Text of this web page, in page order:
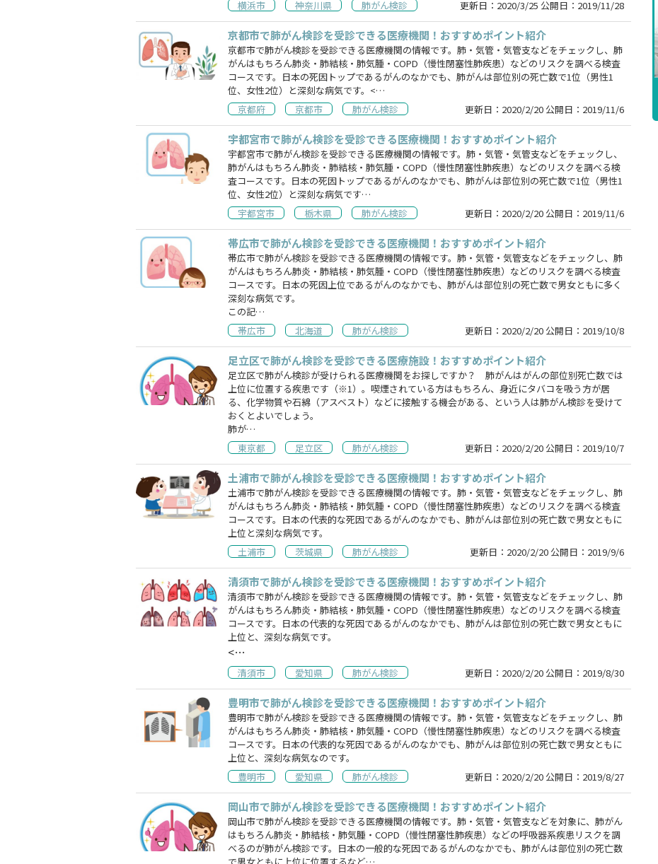
横浜市
神奈川県 肺がん検診 更新日： 2020/3/25 公開日： 2019/11/28
京都市で肺がん検診を受診できる医療機関！おすすめポイント紹介
京都市で肺がん検診を受診できる医療機関の情報です。肺・気管・気管支などをチェックし、肺
がんはもちろん肺炎・肺結核・肺気腫・COPD（慢性閉塞性肺疾患）などのリスクを調べる検査
コースです。日本の死因トップであるがんのなかでも、肺がんは部位別の死亡数で1位（男性1
位、女性2位）と深刻な病気です。<…
京都府
京都市 肺がん検診 更新日： 2020/2/20 公開日： 2019/11/6
宇都宮市で肺がん検診を受診できる医療機関！おすすめポイント紹介
宇都宮市で肺がん検診を受診できる医療機関の情報です。肺・気管・気管支などをチェックし、
肺がんはもちろん肺炎・肺結核・肺気腫・COPD（慢性閉塞性肺疾患）などのリスクを調べる検
査コースです。日本の死因トップであるがんのなかでも、肺がんは部位別の死亡数で1位（男性1
位、女性2位）と深刻な病気です…
宇都宮市
栃木県 肺がん検診 更新日： 2020/2/20 公開日： 2019/11/6
帯広市で肺がん検診を受診できる医療機関！おすすめポイント紹介
帯広市で肺がん検診を受診できる医療機関の情報です。肺・気管・気管支などをチェックし、肺
がんはもちろん肺炎・肺結核・肺気腫・COPD（慢性閉塞性肺疾患）などのリスクを調べる検査
コースです。日本の死因上位であるがんのなかでも、肺がんは部位別の死亡数で男女ともに多く
深刻な病気です。
この記…
帯広市
北海道 肺がん検診 更新日： 2020/2/20 公開日： 2019/10/8
足立区で肺がん検診を受診できる医療施設！おすすめポイント紹介
足立区で肺がん検診が受けられる医療機関をお探しですか？ 肺がんはがんの部位別死亡数では
上位に位置する疾患です（※1）。喫煙されている方はもちろん、身近にタバコを吸う方が居
る、化学物質や石綿（アスベスト）などに接触する機会がある、という人は肺がん検診を受けて
おくとよいでしょう。
肺が…
東京都
足立区 肺がん検診 更新日： 2020/2/20 公開日： 2019/10/7
土浦市で肺がん検診を受診できる医療機関！おすすめポイント紹介
土浦市で肺がん検診を受診できる医療機関の情報です。肺・気管・気管支などをチェックし、肺
がんはもちろん肺炎・肺結核・肺気腫・COPD（慢性閉塞性肺疾患）などのリスクを調べる検査
コースです。日本の代表的な死因であるがんのなかでも、肺がんは部位別の死亡数で男女ともに
上位と深刻な病気です。
土浦市
茨城県 肺がん検診 更新日： 2020/2/20 公開日： 2019/9/6
清須市で肺がん検診を受診できる医療機関！おすすめポイント紹介
清須市で肺がん検診を受診できる医療機関の情報です。肺・気管・気管支などをチェックし、肺
がんはもちろん肺炎・肺結核・肺気腫・COPD（慢性閉塞性肺疾患）などのリスクを調べる検査
コースです。日本の代表的な死因であるがんのなかでも、肺がんは部位別の死亡数で男女ともに
上位と、深刻な病気です。
<…
清須市 愛知県 肺がん検診 更新日： 2020/2/20 公開日： 2019/8/30
豊明市で肺がん検診を受診できる医療機関！おすすめポイント紹介
豊明市で肺がん検診を受診できる医療機関の情報です。肺・気管・気管支などをチェックし、肺
がんはもちろん肺炎・肺結核・肺気腫・COPD（慢性閉塞性肺疾患）などのリスクを調べる検査
コースです。日本の代表的な死因であるがんのなかでも、肺がんは部位別の死亡数で男女ともに
上位と、深刻な病気なのです。
豊明市
愛知県 肺がん検診 更新日： 2020/2/20 公開日： 2019/8/27
岡山市で肺がん検診を受診できる医療機関！おすすめポイント紹介
岡山市で肺がん検診を受診できる医療機関の情報です。肺・気管・気管支などを対象に、肺がん
はもちろん肺炎・肺結核・肺気腫・COPD（慢性閉塞性肺疾患）などの呼吸器系疾患リスクを調
べるのが肺がん検診です。日本の一般的な死因であるがんのなかでも、肺がんは部位別の死亡数